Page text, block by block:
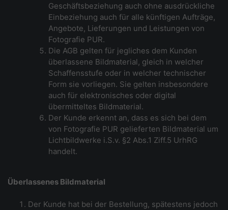
Geschäftsbeziehung auch ohne ausdrückliche
Einbeziehung auch für alle künftigen Aufträge,
Angebote, Lieferungen und Leistungen von
Fotografie PUR.
Die AGB gelten für jegliches dem Kunden
überlassene Bildmaterial, gleich in welcher
Schaffensstufe oder in welcher technischer
Form sie vorliegen. Sie gelten insbesondere
auch für elektronisches oder digital
übermitteltes Bildmaterial.
Der Kunde erkennt an, dass es sich bei dem
von Fotografie PUR gelieferten Bildmaterial um
Lichtbildwerke i.S.v. §2 Abs.1 Ziff.5 UrhRG
handelt.
Überlassenes Bildmaterial
Der Kunde hat bei der Bestellung, spätestens jedoch